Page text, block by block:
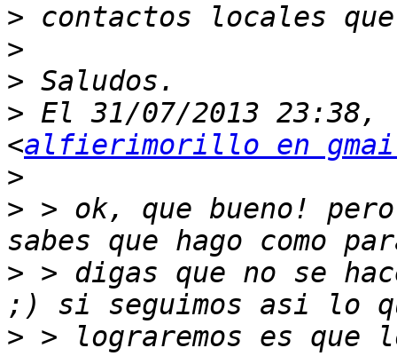
>
>
>
> El 31/07/2013
<alfierimorillo en
>
> > ok, que bueno!
> > digas que no se
> > lograremos es que